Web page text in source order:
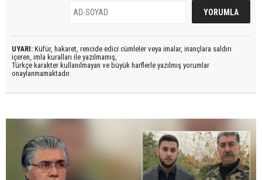
UYARI: Küfür, hakaret, rencide edici cümleler veya imalar, inançlara saldırı
içeren, imla kuralları ile yazılmamış,
Türkçe karakter kullanılmayan ve büyük harflerle yazılmış yorumlar
onaylanmamaktadır.